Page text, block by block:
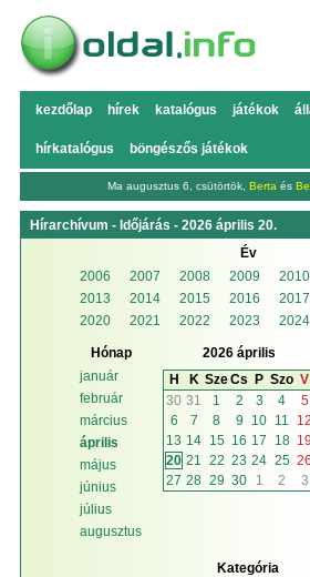
kezdőlap hírek katalógus játékok
hírkatalógus böngészős játékok
Ma augusztus 6, csütörtök, Berta és
Hírarchívum - Időjárás - 2026 április 20.
Év
2006
2007 2008 2009 2010
2013
2014 2015 2016 2017
2020
2021 2022 2023 2024
Hónap
január
február
március
április
május
június
július
augusztus
2026 április
H
K SzeCs P Szo V
30 31 1 2 3 4
5
6
7 8 9 10 11
12
13 14 15 16 17 18 19
20 21 22 23 24 25 26
27 28 29 30 1 2 3
Kategória